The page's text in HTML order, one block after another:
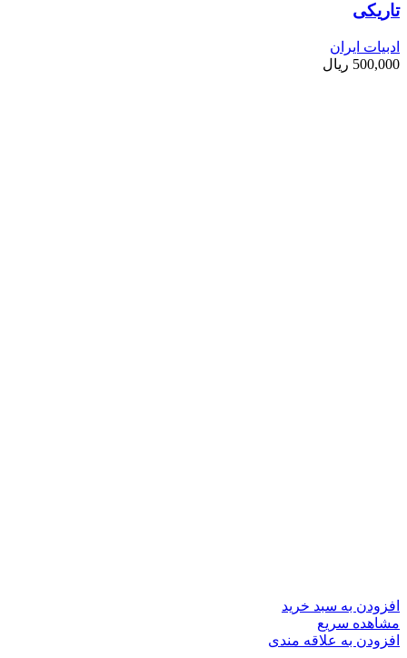
تاریکی
ادبیات ایران
500,000 ریال
افزودن به سبد خرید
مشاهده سریع
افزودن به علاقه مندی